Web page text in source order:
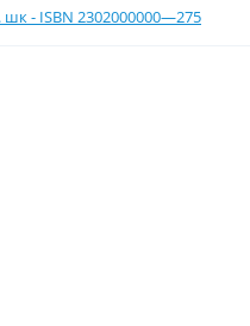
- ISBN 2302000000—275